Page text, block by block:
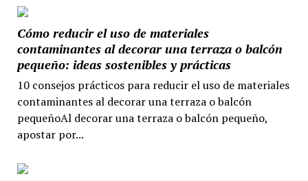
Cómo reducir el uso de materiales
contaminantes al decorar una terraza o balcón
pequeño: ideas sostenibles y prácticas
10 consejos prácticos para reducir el uso de materiales
contaminantes al decorar una terraza o balcón
pequeñoAl decorar una terraza o balcón pequeño,
apostar por...